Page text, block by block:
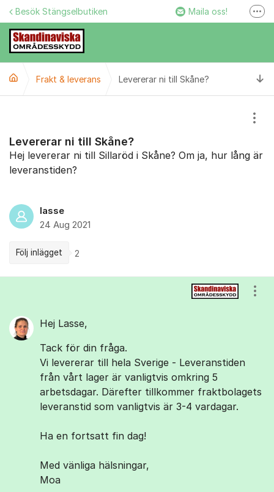
Hoppa till innehåll
Besök Stängselbutiken Maila oss!
Facebook
Frakt & leverans Levererar ni till Skåne?
Levererar ni till Skåne?
Hej levererar ni till Sillaröd i Skåne? Om ja, hur lång är
leveranstiden?
lasse
24 Aug 2021
Följ inlägget 2
Hej Lasse,
Tack för din fråga.
Vi levererar till hela Sverige - Leveranstiden
från vårt lager är vanligtvis omkring 5
arbetsdagar. Därefter tillkommer fraktbolagets
leveranstid som vanligtvis är 3-4 vardagar.
Ha en fortsatt fin dag!
Med vänliga hälsningar,
Moa